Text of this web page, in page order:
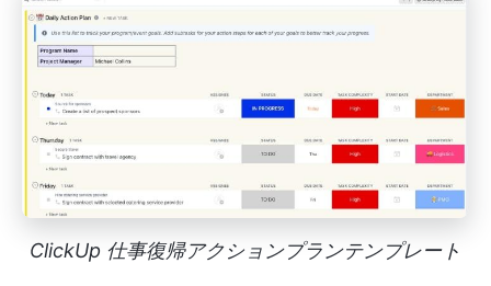
ClickUp 仕事復帰アクションプランテンプレート